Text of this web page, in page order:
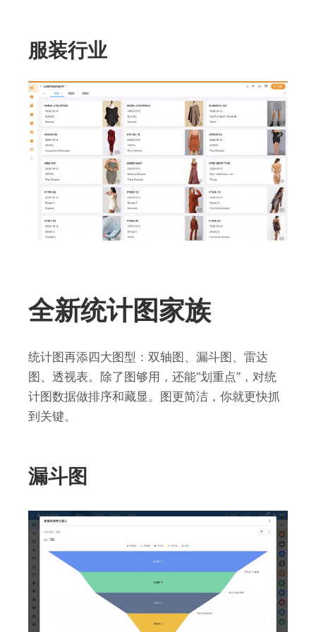
服装行业
全新统计图家族
统计图再添四大图型：双轴图、漏斗图、雷达
图、透视表。除了图够用，还能“划重点”，对统
计图数据做排序和藏显。图更简洁，你就更快抓
到关键。
漏斗图